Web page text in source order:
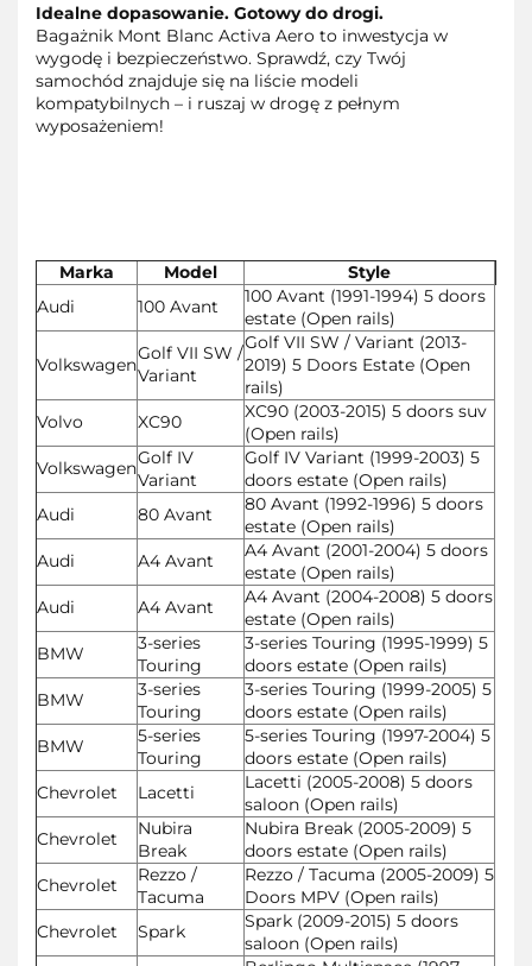
Idealne dopasowanie. Gotowy do drogi.
Bagażnik Mont Blanc Activa Aero to inwestycja w
wygodę i bezpieczeństwo. Sprawdź, czy Twój
samochód znajduje się na liście modeli
kompatybilnych – i ruszaj w drogę z pełnym
wyposażeniem!
Marka Model
Style
Audi
100 Avant
100 Avant (1991-1994) 5 doors
estate (Open rails)
Volkswagen
Golf VII SW /
Variant
Golf VII SW / Variant (2013-
2019) 5 Doors Estate (Open
rails)
Volvo
XC90
XC90 (2003-2015) 5 doors suv
(Open rails)
VolkswagenGolf IV
Variant
Golf IV Variant (1999-2003) 5
doors estate (Open rails)
Audi
80 Avant
80 Avant (1992-1996) 5 doors
estate (Open rails)
Audi
A4 Avant
A4 Avant (2001-2004) 5 doors
estate (Open rails)
Audi
A4 Avant
A4 Avant (2004-2008) 5 doors
estate (Open rails)
BMW
3-series
Touring
3-series Touring (1995-1999) 5
doors estate (Open rails)
BMW
3-series
Touring
3-series Touring (1999-2005) 5
doors estate (Open rails)
BMW
5-series
Touring
5-series Touring (1997-2004) 5
doors estate (Open rails)
Chevrolet
Lacetti
Lacetti (2005-2008) 5 doors
saloon (Open rails)
Chevrolet
Nubira
Break
Nubira Break (2005-2009) 5
doors estate (Open rails)
Chevrolet
Rezzo /
Tacuma
Rezzo / Tacuma (2005-2009) 5
Doors MPV (Open rails)
Chevrolet
Spark
Spark (2009-2015) 5 doors
saloon (Open rails)